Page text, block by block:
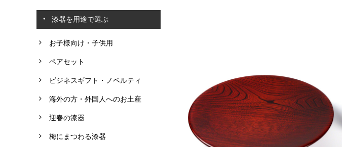
漆器を用途で選ぶ
お子様向け・子供用
ペアセット
ビジネスギフト・ノベルティ
海外の方・外国人へのお土産
迎春の漆器
梅にまつわる漆器